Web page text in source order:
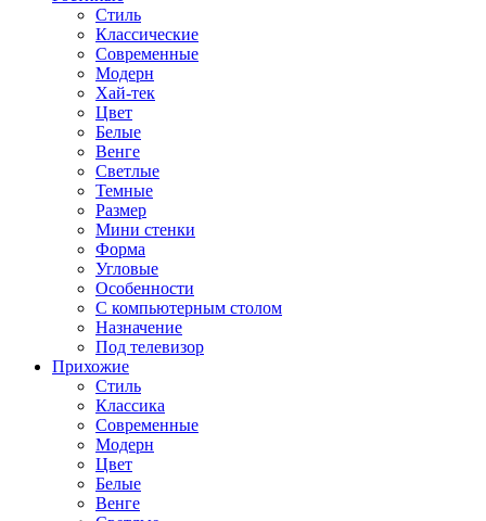
Стиль
Классические
Современные
Модерн
Хай-тек
Цвет
Белые
Венге
Светлые
Темные
Размер
Мини стенки
Форма
Угловые
Особенности
С компьютерным столом
Назначение
Под телевизор
Прихожие
Стиль
Классика
Современные
Модерн
Цвет
Белые
Венге